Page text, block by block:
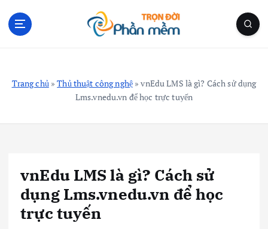
Trang chủ»Thủ thuật công nghệ»vnEdu LMS là gì? Cách sử dụng
Lms.vnedu.vn để học trực tuyến
vnEdu LMS là gì? Cách sử
dụng Lms.vnedu.vn để học
trực tuyến